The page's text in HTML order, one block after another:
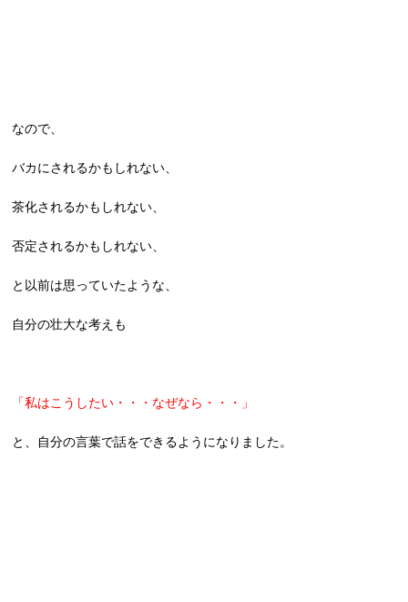
なので、
バカにされるかもしれない、
茶化されるかもしれない、
否定されるかもしれない、
と以前は思っていたような、
自分の壮大な考えも
「私はこうしたい・・・なぜなら・・・」
と、自分の言葉で話をできるようになりました。